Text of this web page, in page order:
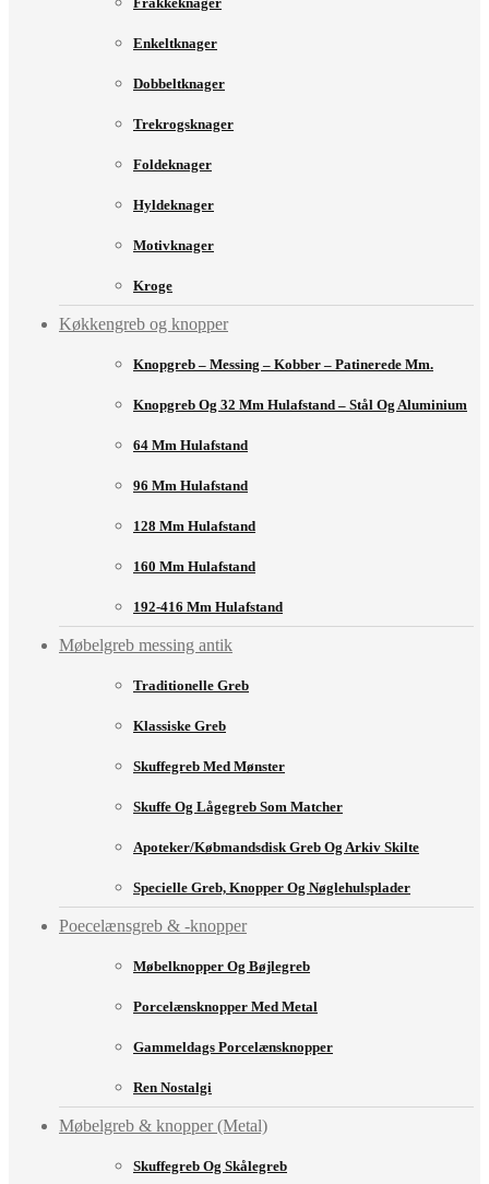
Enkeltknager
Dobbeltknager
Trekrogsknager
Foldeknager
Hyldeknager
Motivknager
Kroge
Køkkengreb og knopper
Knopgreb – Messing – Kobber – Patinerede Mm.
Knopgreb Og 32 Mm Hulafstand – Stål Og Aluminium
64 Mm Hulafstand
96 Mm Hulafstand
128 Mm Hulafstand
160 Mm Hulafstand
192-416 Mm Hulafstand
Møbelgreb messing antik
Traditionelle Greb
Klassiske Greb
Skuffegreb Med Mønster
Skuffe Og Lågegreb Som Matcher
Apoteker/købmandsdisk Greb Og Arkiv Skilte
Specielle Greb, Knopper Og Nøglehulsplader
Poecelænsgreb & -knopper
Møbelknopper Og Bøjlegreb
Porcelænsknopper Med Metal
Gammeldags Porcelænsknopper
Ren Nostalgi
Møbelgreb & knopper (Metal)
Skuffegreb Og Skålegreb